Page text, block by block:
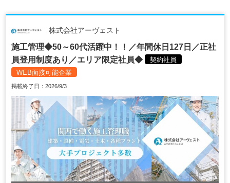
株式会社アーヴェスト
施⼯管理◆50～60代活躍中！！／年間休⽇127日／正社
員登用制度あり／エリア限定社員◆
契約社員
WEB面接可能企業
掲載終了日：2026/9/3